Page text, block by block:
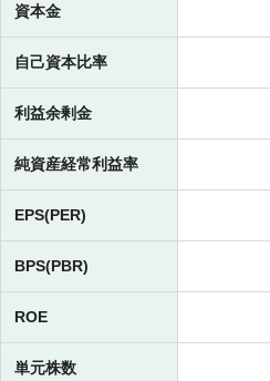
資本金
自己資本比率
利益余剰金
純資産経常利益率
EPS(PER)
BPS(PBR)
ROE
単元株数